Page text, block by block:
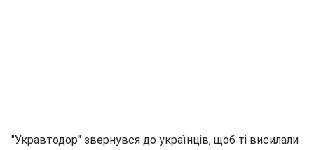
"Укравтодор" звернувся до українців, щоб ті висилали